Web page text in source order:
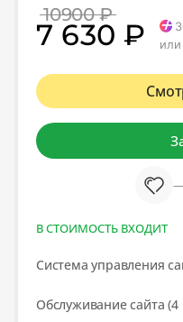
10900 ₽
7 630 ₽
—
В СТОИМОСТЬ ВХОДИТ
Система управления
Обслуживание сайта (4